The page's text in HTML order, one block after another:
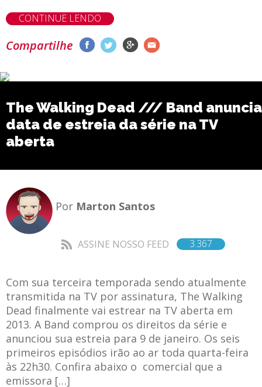
CONTINUE LENDO
Compartilhe
The Walking Dead /// Band anuncia
data de estreia da série na TV
aberta
Por Marton Santos
ASSINE NOSSO FEED 3.367
Com sua terceira temporada sendo atualmente
transmitida na TV por assinatura, The Walking
Dead finalmente vai estrear na TV aberta em
2013. A Band comprou os direitos da série e
anunciou sua estreia para 9 de janeiro. Os seis
primeiros episódios irão ao ar toda quarta-feira
às 22h30. Confira abaixo o comercial que a
emissora […]